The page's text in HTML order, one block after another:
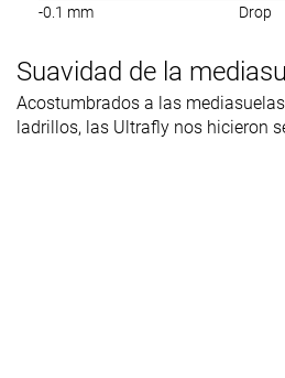
-0.1 mm Drop
Suavidad de la
Acostumbrados a las
ladrillos, las Ultrafly nos hicieron